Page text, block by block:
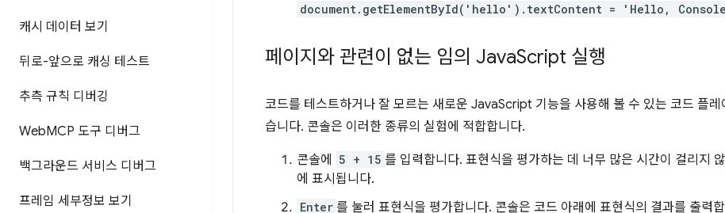
캐시 데이터 보기
뒤로-앞으로 캐싱 테스트
추측 규칙 디버깅
WebMCP 도구 디버그
백그라운드 서비스 디버그
프레임 세부정보 보기
document.getElementById('hello').textContent = 'Hello,
페이지와 관련이 없는 임의 JavaScript 실행
코드를 테스트하거나 잘 모르는 새로운 JavaScript 기능을 사용해 볼 수 있는 코드 플
습니다. 콘솔은 이러한 종류의 실험에 적합합니다.
콘솔에 5 + 15 를 입력합니다. 표현식을 평가하는 데 너무 많은 시간이 걸리지
에 표시됩니다.
Enter 를 눌러 표현식을 평가합니다. 콘솔은 코드 아래에 표현식의 결과를 출력